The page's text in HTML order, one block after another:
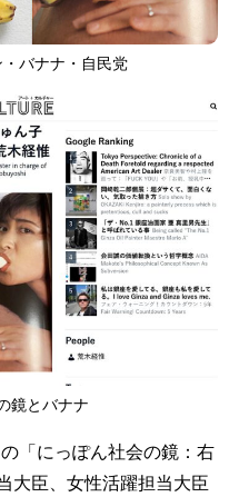
バナナ・自民党
鏡とバナナ
「にっぽん社会の鏡：右
大臣、女性活躍担当大臣